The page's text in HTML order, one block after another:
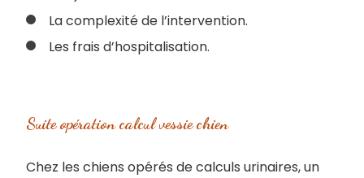
La complexité de l’intervention.
Les frais d’hospitalisation.
Suite opération calcul vessie chien
Chez les chiens opérés de calculs urinaires, un